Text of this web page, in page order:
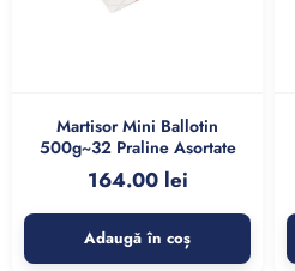
Martisor Mini Ballotin
500g~32 Praline Asortate
164.00 lei
Adaugă în coș